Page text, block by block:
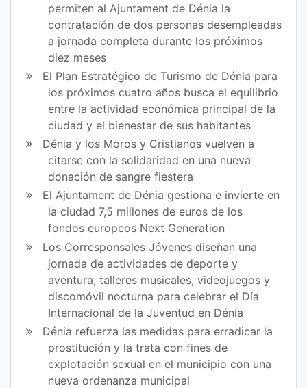
permiten al Ajuntament de Dénia la
contratación de dos personas desempleadas
a jornada completa durante los próximos
diez meses
El Plan Estratégico de Turismo de Dénia para
los próximos cuatro años busca el equilibrio
entre la actividad económica principal de la
ciudad y el bienestar de sus habitantes
Dénia y los Moros y Cristianos vuelven a
citarse con la solidaridad en una nueva
donación de sangre fiestera
El Ajuntament de Dénia gestiona e invierte en
la ciudad 7,5 millones de euros de los
fondos europeos Next Generation
Los Corresponsales Jóvenes diseñan una
jornada de actividades de deporte y
aventura, talleres musicales, videojuegos y
discomóvil nocturna para celebrar el Día
Internacional de la Juventud en Dénia
Dénia refuerza las medidas para erradicar la
prostitución y la trata con fines de
explotación sexual en el municipio con una
nueva ordenanza municipal